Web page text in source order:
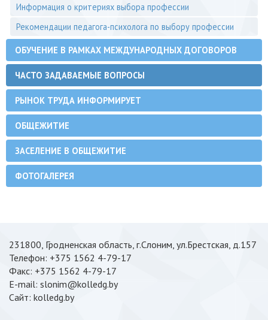
Информация о критериях выбора профессии
Рекомендации педагога-психолога по выбору профессии
ОБУЧЕНИЕ В РАМКАХ МЕЖДУНАРОДНЫХ ДОГОВОРОВ
ЧАСТО ЗАДАВАЕМЫЕ ВОПРОСЫ
РЫНОК ТРУДА ИНФОРМИРУЕТ
ОБЩЕЖИТИЕ
ЗАСЕЛЕНИЕ В ОБЩЕЖИТИЕ
ФОТОГАЛЕРЕЯ
231800, Гродненская область, г.Слоним, ул.Брестская, д.157
Телефон: +375 1562 4-79-17
Факс: +375 1562 4-79-17
E-mail: slonim@kolledg.by
Cайт: kolledg.by